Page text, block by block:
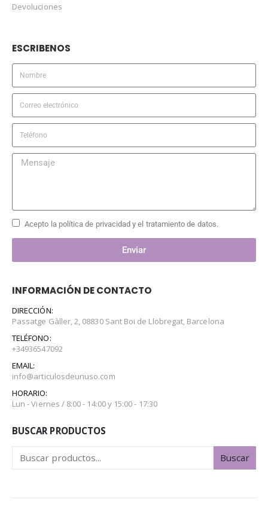
Devoluciones
ESCRIBENOS
Acepto la política de privacidad y el tratamiento de datos.
Enviar
INFORMACIÓN DE CONTACTO
DIRECCIÓN:
Passatge Gàller, 2, 08830 Sant Boi de Llobregat, Barcelona
TELÉFONO:
+34936547092
EMAIL:
info@articulosdeunuso.com
HORARIO:
Lun - Viernes / 8:00 - 14:00 y 15:00 - 17:30
BUSCAR PRODUCTOS
Buscar